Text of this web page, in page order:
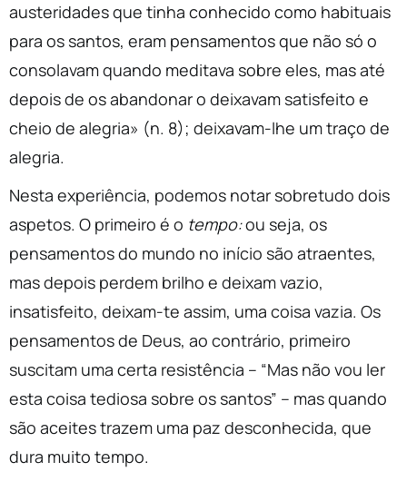
austeridades que tinha conhecido como habituais
para os santos, eram pensamentos que não só o
consolavam quando meditava sobre eles, mas até
depois de os abandonar o deixavam satisfeito e
cheio de alegria» (n. 8); deixavam-lhe um traço de
alegria.
Nesta experiência, podemos notar sobretudo dois
aspetos. O primeiro é o tempo:ou seja, os
pensamentos do mundo no início são atraentes,
mas depois perdem brilho e deixam vazio,
insatisfeito, deixam-te assim, uma coisa vazia. Os
pensamentos de Deus, ao contrário, primeiro
suscitam uma certa resistência – “Mas não vou ler
esta coisa tediosa sobre os santos” – mas quando
são aceites trazem uma paz desconhecida, que
dura muito tempo.